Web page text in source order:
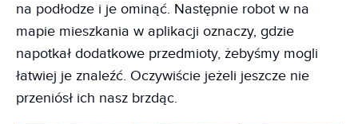
na podłodze i je ominąć. Następnie robot w na
mapie mieszkania w aplikacji oznaczy, gdzie
napotkał dodatkowe przedmioty, żebyśmy mogli
łatwiej je znaleźć. Oczywiście jeżeli jeszcze nie
przeniósł ich nasz brzdąc.